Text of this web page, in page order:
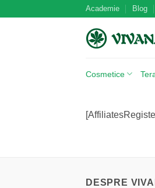
Academie Blog
Cosmetice
DESPRE